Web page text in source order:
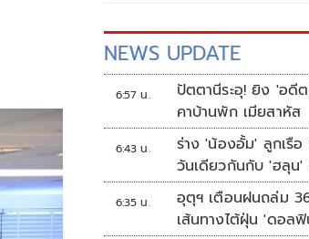
NEWS UPDATE
6:57 น.
ปัตตานีระอุ! ยิง 'อ
คาบ้านพัก เมียสาหัส
6:43 น.
ร่าง 'น้องอั้ม' ลูกเรือ 'มยุรี
วันเดียวกันกับ 'ฮลุน'
เผยฝันอยากเป็นทหา
6:35 น.
อุตุฯ เตือนฝนถล่ม
เส้นทางไต้ฝุ่น 'ดอล